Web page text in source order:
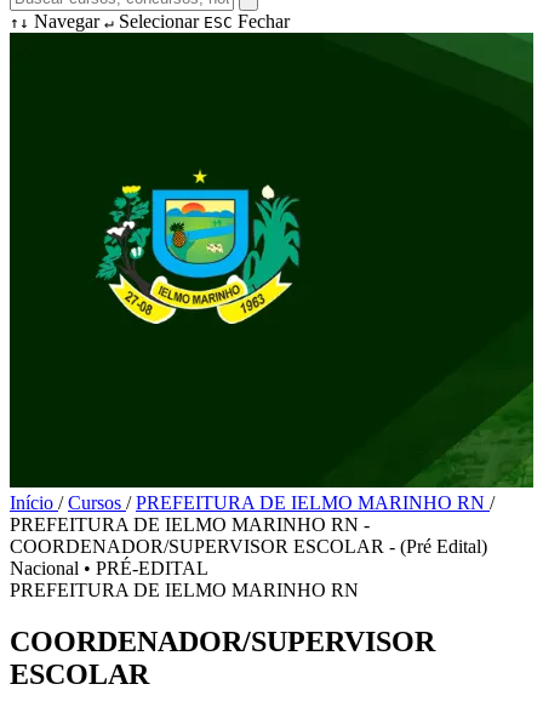
↑↓ Navegar ↵ Selecionar ESC Fechar
Início / Cursos / PREFEITURA DE IELMO MARINHO RN /
PREFEITURA DE IELMO MARINHO RN -
COORDENADOR/SUPERVISOR ESCOLAR - (Pré Edital)
Nacional • PRÉ-EDITAL
PREFEITURA DE IELMO MARINHO RN
COORDENADOR/SUPERVISOR
ESCOLAR